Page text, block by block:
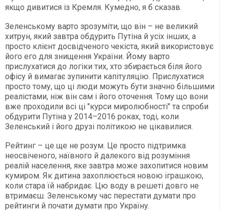
якщо дивитися із Кремля. Кумедно, я б сказав.
Зеленському варто зрозуміти, що він – не великий
хитрун, який завтра обдурить Путіна й усіх інших, а
просто клієнт досвідченого чекіста, який використовує
його его для знищення України. Йому варто
прислухатися до логіки тих, хто збирається біля його
офісу й вимагає зупинити капітуляцію. Прислухатися
просто тому, що ці люди можуть бути значно більшими
реалістами, ніж він сам і його оточення. Тому що вони
вже проходили всі ці "курси миролюбності" та спроби
обдурити Путіна у 2014–2016 роках, тоді, коли
Зеленський і його друзі політикою не цікавилися.
Рейтинг – це ще не розум. Це просто підтримка
неосвіченого, наївного й далекого від розуміння
реалій населення, яке завтра може захопитися новим
кумиром. Як дитина захоплюється новою іграшкою,
коли стара їй набридає. Цю воду в решеті довго не
втримаєш. Зеленському час перестати думати про
рейтинги й почати думати про Україну.